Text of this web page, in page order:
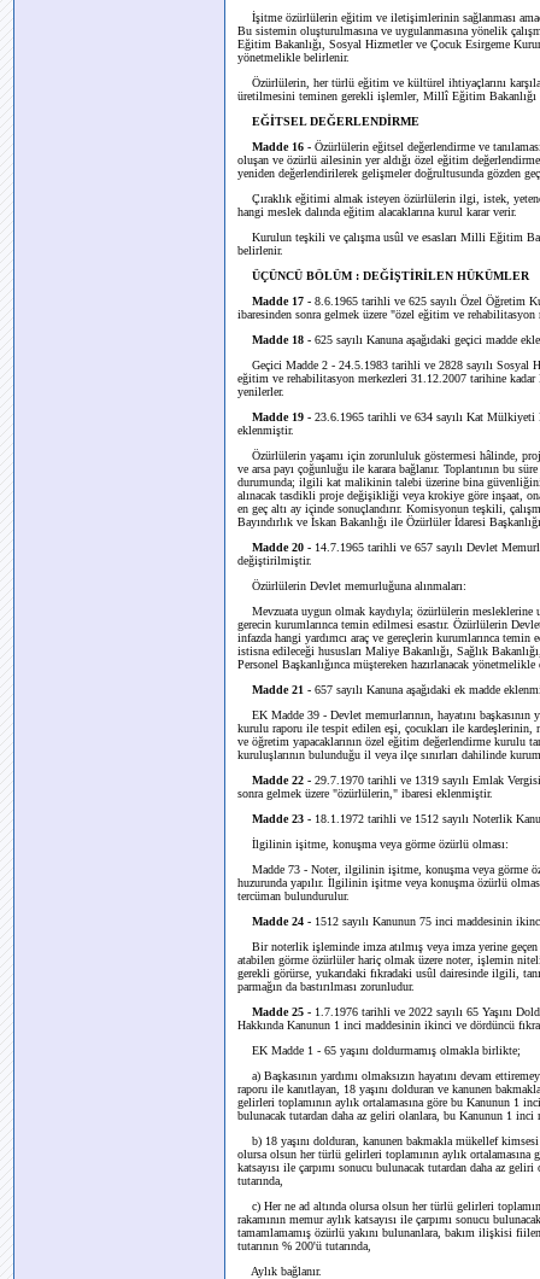
İşitme özürlülerin eğitim ve iletişimlerinin sağlanması
Bu sistemin oluşturulmasına ve uygulanmasına yönelik
Eğitim Bakanlığı, Sosyal Hizmetler ve Çocuk Esirgeme
yönetmelikle belirlenir.
Özürlülerin, her türlü eğitim ve kültürel ihtiyaçlarını
üretilmesini teminen gerekli işlemler, Millî Eğitim Bakanlığı
EĞİTSEL DEĞERLENDİRME
Madde 16 - Özürlülerin eğitsel değerlendirme ve
oluşan ve özürlü ailesinin yer aldığı özel eğitim
yeniden değerlendirilerek gelişmeler doğrultusunda gözden
Çıraklık eğitimi almak isteyen özürlülerin ilgi, istek,
hangi meslek dalında eğitim alacaklarına kurul karar verir.
Kurulun teşkili ve çalışma usûl ve esasları Milli Eğitim
belirlenir.
ÜÇÜNCÜ BÖLÜM : DEĞİŞTİRİLEN HÜKÜMLER
Madde 17 - 8.6.1965 tarihli ve 625 sayılı Özel Öğretim
ibaresinden sonra gelmek üzere "özel eğitim ve
Madde 18 - 625 sayılı Kanuna aşağıdaki geçici madde
Geçici Madde 2 - 24.5.1983 tarihli ve 2828 sayılı Sosyal
eğitim ve rehabilitasyon merkezleri 31.12.2007 tarihine
yenilerler.
Madde 19 - 23.6.1965 tarihli ve 634 sayılı Kat Mülkiyeti
eklenmiştir.
Özürlülerin yaşamı için zorunluluk göstermesi hâlinde,
ve arsa payı çoğunluğu ile karara bağlanır. Toplantının bu
durumunda; ilgili kat malikinin talebi üzerine bina
alınacak tasdikli proje değişikliği veya krokiye göre inşaat,
en geç altı ay içinde sonuçlandırır. Komisyonun teşkili,
Bayındırlık ve İskan Bakanlığı ile Özürlüler İdaresi
Madde 20 - 14.7.1965 tarihli ve 657 sayılı Devlet
değiştirilmiştir.
Özürlülerin Devlet memurluğuna alınmaları:
Mevzuata uygun olmak kaydıyla; özürlülerin mesleklerine
gerecin kurumlarınca temin edilmesi esastır. Özürlülerin
infazda hangi yardımcı araç ve gereçlerin kurumlarınca
istisna edileceği hususları Maliye Bakanlığı, Sağlık
Personel Başkanlığınca müştereken hazırlanacak yönetmelikle
Madde 21 - 657 sayılı Kanuna aşağıdaki ek madde
EK Madde 39 - Devlet memurlarının, hayatını başkasının
kurulu raporu ile tespit edilen eşi, çocukları ile kardeşlerinin,
ve öğretim yapacaklarının özel eğitim değerlendirme
kuruluşlarının bulunduğu il veya ilçe sınırları dahilinde
Madde 22 - 29.7.1970 tarihli ve 1319 sayılı Emlak
sonra gelmek üzere "özürlülerin," ibaresi eklenmiştir.
Madde 23 - 18.1.1972 tarihli ve 1512 sayılı Noterlik
İlgilinin işitme, konuşma veya görme özürlü olması:
Madde 73 - Noter, ilgilinin işitme, konuşma veya görme
huzurunda yapılır. İlgilinin işitme veya konuşma özürlü
tercüman bulundurulur.
Madde 24 - 1512 sayılı Kanunun 75 inci maddesinin
Bir noterlik işleminde imza atılmış veya imza yerine geçen
atabilen görme özürlüler hariç olmak üzere noter, işlemin
gerekli görürse, yukarıdaki fıkradaki usûl dairesinde ilgili,
parmağın da bastırılması zorunludur.
Madde 25 - 1.7.1976 tarihli ve 2022 sayılı 65 Yaşını
Hakkında Kanunun 1 inci maddesinin ikinci ve dördüncü
EK Madde 1 - 65 yaşını doldurmamış olmakla birlikte;
a) Başkasının yardımı olmaksızın hayatını devam
raporu ile kanıtlayan, 18 yaşını dolduran ve kanunen
gelirleri toplamının aylık ortalamasına göre bu Kanunun 1
bulunacak tutardan daha az geliri olanlara, bu Kanunun 1 inci
b) 18 yaşını dolduran, kanunen bakmakla mükellef
olursa olsun her türlü gelirleri toplamının aylık
katsayısı ile çarpımı sonucu bulunacak tutardan daha az
tutarında,
c) Her ne ad altında olursa olsun her türlü gelirleri
rakamının memur aylık katsayısı ile çarpımı sonucu
tamamlamamış özürlü yakını bulunanlara, bakım ilişkisi
tutarının % 200'ü tutarında,
Aylık bağlanır.